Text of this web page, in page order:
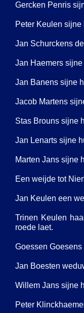
Gercken Penris
Peter Keulen sijne
Jan Schurckens
Jan Haemers
Jan Banens sijne
Jacob Martens
Stas Brouns sijne
Jan Lenarts sijne
Marten Jans sijne
Een weijde tot
Jan Keulen een
Trinen Keulen
roede laet.
Goessen
Jan Boesten
Willem Jans sijne
Peter